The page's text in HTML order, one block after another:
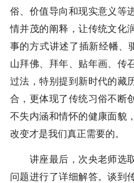
俗、价值导向和现实意义等
情并茂的阐释，让传统文化
事的方式讲述了插新经幡、
山拜佛、拜年、贴年画、传
过法，特别提到新时代的藏
合，更体现了传统习俗不断
不失内涵和情怀的健康面貌
改变才是我们真正需要的。
讲座最后，次央老师选
问题进行了详细解答。谈到